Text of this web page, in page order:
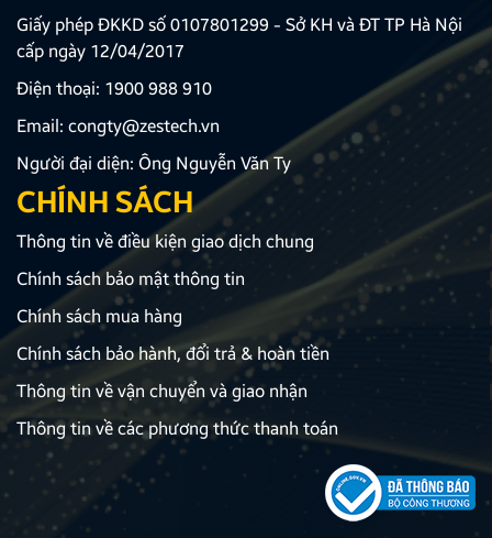
Giấy phép ĐKKD số 0107801299 - Sở KH và ĐT TP Hà Nội
cấp ngày 12/04/2017
Điện thoại: 1900 988 910
Email: congty@zestech.vn
Người đại diện: Ông Nguyễn Văn Ty
CHÍNH SÁCH
Thông tin về điều kiện giao dịch chung
Chính sách bảo mật thông tin
Chính sách mua hàng
Chính sách bảo hành, đổi trả & hoàn tiền
Thông tin về vận chuyển và giao nhận
Thông tin về các phương thức thanh toán